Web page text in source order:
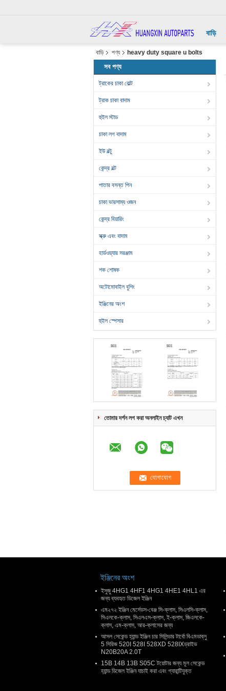
বাড়ি
বাড়ি পণ্য heavy duty square u bolts
সব পণ্য
ট্রাকের চাকা বোল্ট
ট্রাক চাকা বাদাম
হুইল স্টাড
চাকা লগ বাদাম
ইউ বল্টু
কেন্দ্র বল্ট
পাতার বসন্ত পিন
চাকা ভারসাম্য ওজন
কেন্দ্র বিয়ারিং
স্ক্রু এবং বাদাম
হার্ডওয়্যার সরঞ্জাম
শক শোষক
অটোমোবাইল বুশিং
ইঞ্জিনের অংশ
হুইল স্পেসার
তোমার দর্শন লগ করা অনলাইন চ্যাট এখন
ইঞ্জিনের অংশ
ইসুজু 4HG1 4HF1 4HG1 4HE1 4HL1 এর
জন্য ব্যবহৃত ডিজেল ইঞ্জিন
এম২৭২ ইঞ্জিন মের্সেডস-বেঞ্জ সি-ক্লাস, সিএলসি-ক্লাস,
সিএলকে-ক্লাস, সিএলএস-ক্লাস, ই-ক্লাস, জিএলকে-
ক্লাস, এম-ক্লাস, আর-ক্লাসের জন্য
আসল সেকেন্ড হ্যান্ড ইঞ্জিন চার সিলিন্ডার টার্বো বিএমডাব্লু
5 সিরিজ 520I 528I 528XD 528IXড্রাইভ
N20B20A 2.0T
15B 14B 13B S05C টয়োটার জন্য মূল সেকেন্ড
হ্যান্ড ডিজেল ইঞ্জিন যাচাই করা এবং গ্যারান্টিযুক্ত